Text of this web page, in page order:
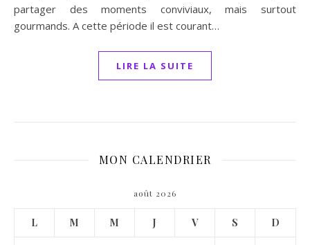
partager des moments conviviaux, mais surtout
gourmands. A cette période il est courant…
LIRE LA SUITE
MON CALENDRIER
août 2026
L M M J V S D